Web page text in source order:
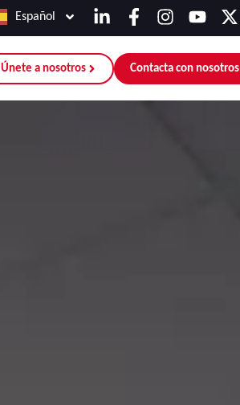
Español
Únete a nosotros Contacta con nosotros